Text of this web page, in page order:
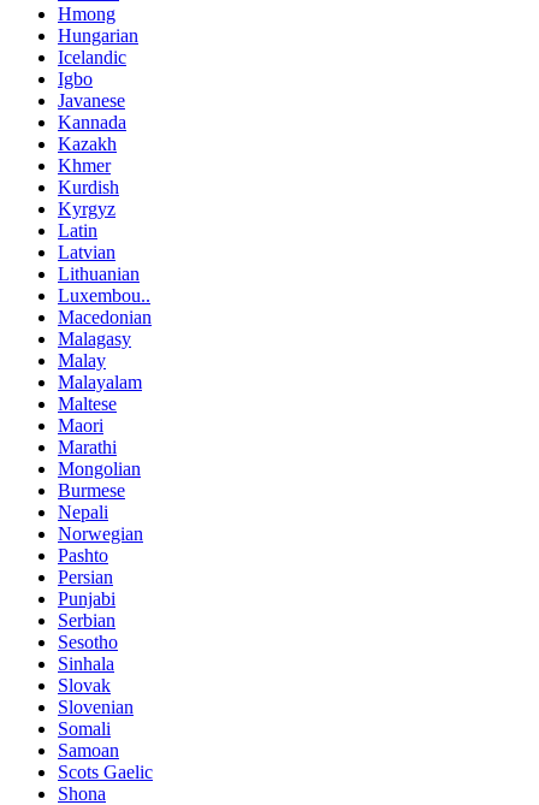
Hmong
Hungarian
Icelandic
Igbo
Javanese
Kannada
Kazakh
Khmer
Kurdish
Kyrgyz
Latin
Latvian
Lithuanian
Luxembou..
Macedonian
Malagasy
Malay
Malayalam
Maltese
Maori
Marathi
Mongolian
Burmese
Nepali
Norwegian
Pashto
Persian
Punjabi
Serbian
Sesotho
Sinhala
Slovak
Slovenian
Somali
Samoan
Scots Gaelic
Shona